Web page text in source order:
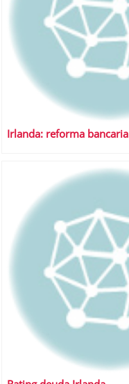
Irlanda: reforma bancaria